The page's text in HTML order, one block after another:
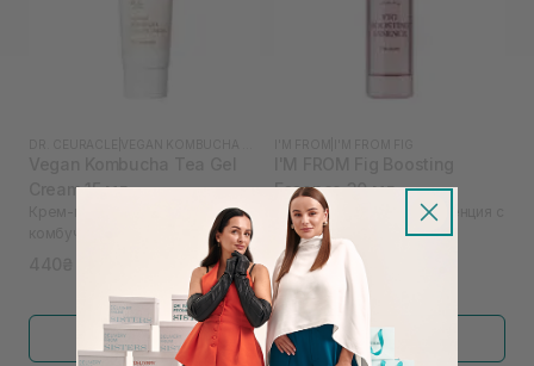
Cream 15 мл
Essence 30 мл
Увлажняющий тонер-эссенция с
инжиром
475₴
Показать больше